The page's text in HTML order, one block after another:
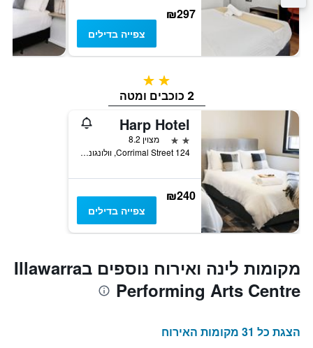
₪297
צפייה בדילים
2 כוכבים
2 כוכבים ומטה
Harp Hotel
2 כוכבים
מצוין 8.2
124 Corrimal Street, וולונגונג, NSW, אוסטרליה
₪240
צפייה בדילים
מקומות לינה ואירוח נוספים בIllawarra
Performing Arts Centre
הצגת כל 31 מקומות האירוח